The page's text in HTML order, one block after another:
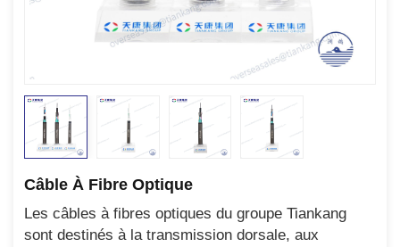
Câble À Fibre Optique
Les câbles à fibres optiques du groupe Tiankang
sont destinés à la transmission dorsale, aux